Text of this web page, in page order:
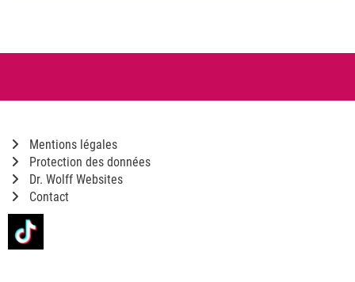
Mentions légales
Protection des données
Dr. Wolff Websites
Contact